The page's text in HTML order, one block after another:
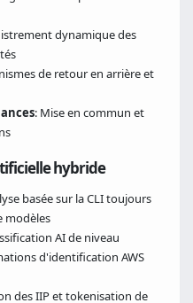
dynamique des
de retour en arrière et
: Mise en commun et
hybride
basée sur la CLI toujours
modèles
AI de niveau
d'identification AWS
des IIP et tokenisation de